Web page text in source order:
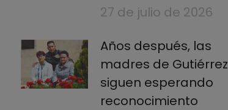
27 de julio de 2026
Años después, las
madres de Gutiérrez
siguen esperando
reconocimiento